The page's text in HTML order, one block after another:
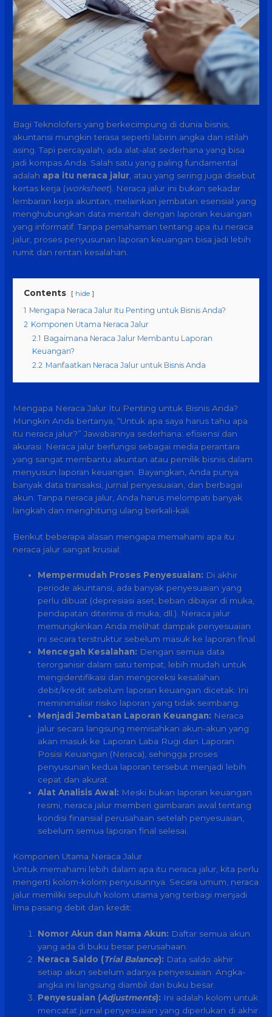
Bagi Teknolofers yang berkecimpung di dunia bisnis,
akuntansi mungkin terasa seperti labirin angka dan istilah
asing. Tapi percayalah, ada alat-alat sederhana yang bisa
jadi kompas Anda. Salah satu yang paling fundamental
adalah apa itu neraca jalur , atau yang sering juga disebut
kertas kerja (worksheet). Neraca jalur ini bukan sekadar
lembaran kerja akuntan, melainkan jembatan esensial yang
menghubungkan data mentah dengan laporan keuangan
yang informatif. Tanpa pemahaman tentang apa itu neraca
jalur, proses penyusunan laporan keuangan bisa jadi lebih
rumit dan rentan kesalahan.
Contents hide
1 Mengapa Neraca Jalur Itu Penting untuk Bisnis Anda?
2 Komponen Utama Neraca Jalur
2.1 Bagaimana Neraca Jalur Membantu Laporan
Keuangan?
2.2 Manfaatkan Neraca Jalur untuk Bisnis Anda
Mengapa Neraca Jalur Itu Penting untuk Bisnis Anda?
Mungkin Anda bertanya, “Untuk apa saya harus tahu apa
itu neraca jalur?” Jawabannya sederhana: efisiensi dan
akurasi. Neraca jalur berfungsi sebagai media perantara
yang sangat membantu akuntan atau pemilik bisnis dalam
menyusun laporan keuangan. Bayangkan, Anda punya
banyak data transaksi, jurnal penyesuaian, dan berbagai
akun. Tanpa neraca jalur, Anda harus melompati banyak
langkah dan menghitung ulang berkali-kali.
Berikut beberapa alasan mengapa memahami apa itu
neraca jalur sangat krusial:
Mempermudah Proses Penyesuaian: Di akhir
periode akuntansi, ada banyak penyesuaian yang
perlu dibuat (depresiasi aset, beban dibayar di muka,
pendapatan diterima di muka, dll.). Neraca jalur
memungkinkan Anda melihat dampak penyesuaian
ini secara terstruktur sebelum masuk ke laporan final.
Mencegah Kesalahan: Dengan semua data
terorganisir dalam satu tempat, lebih mudah untuk
mengidentifikasi dan mengoreksi kesalahan
debit/kredit sebelum laporan keuangan dicetak. Ini
meminimalisir risiko laporan yang tidak seimbang.
Menjadi Jembatan Laporan Keuangan: Neraca
jalur secara langsung memisahkan akun-akun yang
akan masuk ke Laporan Laba Rugi dan Laporan
Posisi Keuangan (Neraca), sehingga proses
penyusunan kedua laporan tersebut menjadi lebih
cepat dan akurat.
Alat Analisis Awal: Meski bukan laporan keuangan
resmi, neraca jalur memberi gambaran awal tentang
kondisi finansial perusahaan setelah penyesuaian,
sebelum semua laporan final selesai.
Komponen Utama Neraca Jalur
Untuk memahami lebih dalam apa itu neraca jalur, kita perlu
mengerti kolom-kolom penyusunnya. Secara umum, neraca
jalur memiliki sepuluh kolom utama yang terbagi menjadi
lima pasang debit dan kredit:
Nomor Akun dan Nama Akun: Daftar semua akun
yang ada di buku besar perusahaan.
Neraca Saldo (Trial Balance): Data saldo akhir
setiap akun sebelum adanya penyesuaian. Angka-
angka ini langsung diambil dari buku besar.
Penyesuaian (Adjustments): Ini adalah kolom untuk
mencatat jurnal penyesuaian yang diperlukan di akhir